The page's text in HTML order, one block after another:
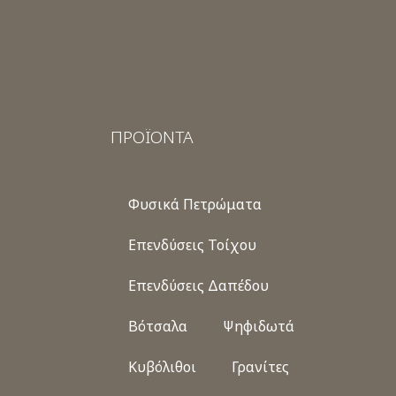
ΠΡΟΪΟΝΤΑ
Φυσικά Πετρώματα
Επενδύσεις Τοίχου
Επενδύσεις Δαπέδου
Βότσαλα Ψηφιδωτά
Κυβόλιθοι Γρανίτες